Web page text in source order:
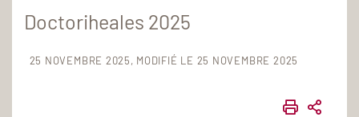
Doctoriheales 2025
25 NOVEMBRE 2025 MODIFIÉ LE 25 NOVEMBRE 2025